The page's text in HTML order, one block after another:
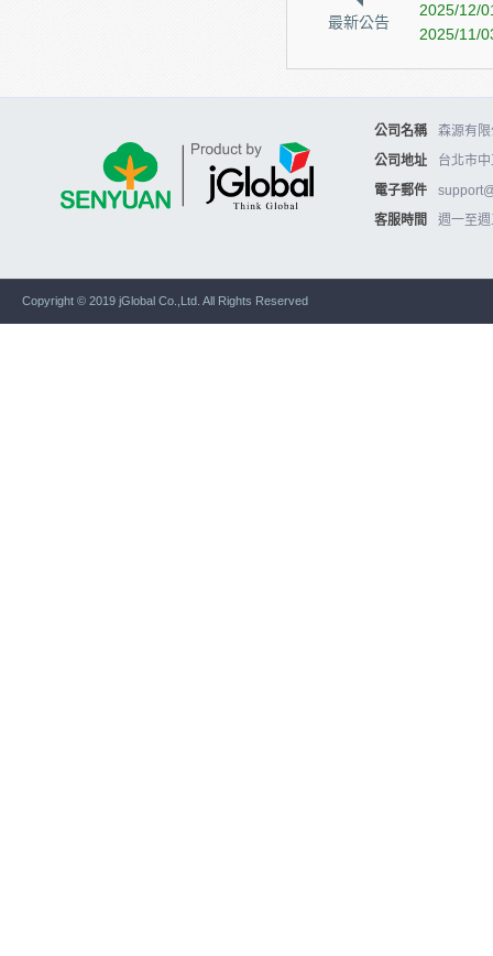
最新公告
2025/12/
2025/11/
公司名稱
森源有
公司地址
台北市
電子郵件
客服時間
週一至
Copyright © 2019 jGlobal Co.,Ltd. All Rights Reserved